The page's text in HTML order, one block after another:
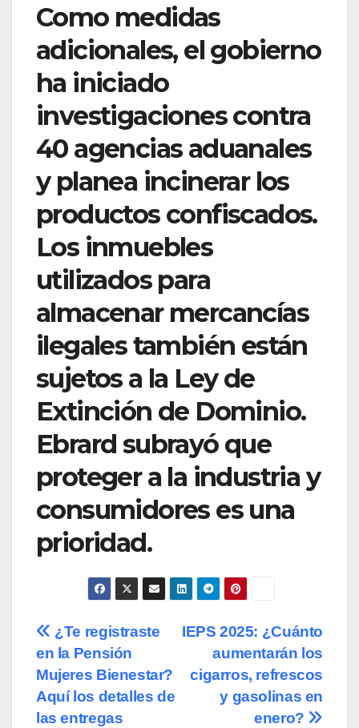
Como medidas
adicionales, el gobierno
ha iniciado
investigaciones contra
40 agencias aduanales
y planea incinerar los
productos confiscados.
Los inmuebles
utilizados para
almacenar mercancías
ilegales también están
sujetos a la Ley de
Extinción de Dominio.
Ebrard subrayó que
proteger a la industria y
consumidores es una
prioridad.
Navegación
de
entradas
IEPS 2025: ¿Cuánto
aumentarán los
cigarros, refrescos
y gasolinas en
enero?
¿Te registraste
en la Pensión
Mujeres Bienestar?
Aquí los detalles de
las entregas